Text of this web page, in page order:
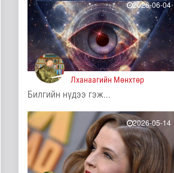
15 цаг 9 минутын өмнө
Энэ оны эхний хагас
жилд авто бензин 505.2
мянга..
Нийгэм
15 цаг 19 минутын өмнө
“Хотын дарга сонсож
дугаары..
Нийгэм
15 цаг 24 минутын өмнө
Төрийн үйлчилгээг
иргэдэд ойртуулна
2026-06-04
Лханаагийн Мөнхтөр
Билгийн нүдээ гэж...
2026-05-14